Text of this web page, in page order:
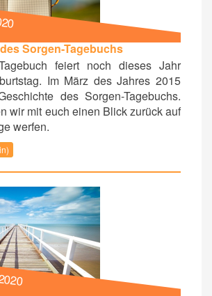
Sorgen-Tagebuchs
feiert noch dieses Jahr
Im März des Jahres 2015
des Sorgen-Tagebuchs.
wir mit euch einen Blick zurück auf
werfen.